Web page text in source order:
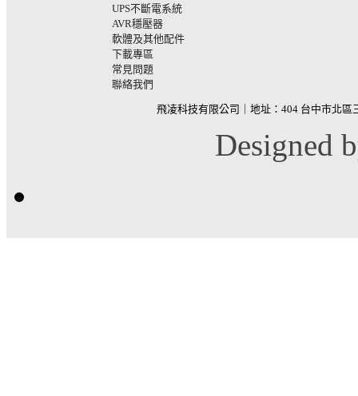
UPS不斷電系統
AVR穩壓器
軟體及其他配件
下載專區
常見問題
聯絡我們
飛凌科技有限公司｜地址：404 台中市北區
Designed